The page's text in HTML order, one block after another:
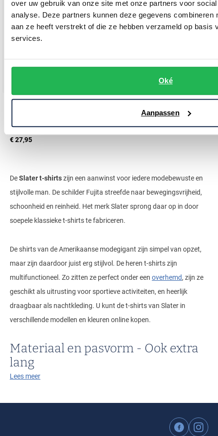
over uw gebruik van onze site met onze partners voor
analyse. Deze partners kunnen deze gegevens combineren
aan ze heeft verstrekt of die ze hebben verzameld op basis
services.
Oké
Aanpassen
€ 27,95
DeSlater t-shirtszijn een aanwinst voor iedere modebewuste en
stijlvolle man. De schilder Fujita streefde naar bewegingsvrijheid,
schoonheid en reinheid. Het merk Slater sprong daar op in door
soepele klassieke t-shirts te fabriceren.
De shirts van de Amerikaanse modegigant zijn simpel van opzet,
maar zijn daardoor juist erg stijlvol. De heren t-shirts zijn
multifunctioneel. Zo zitten ze perfect onder een overhemd, zijn ze
geschikt als uitrusting voor sportieve activiteiten, en heerlijk
draagbaar als nachtkleding. U kunt de t-shirts van Slater in
verschillende modellen en kleuren online kopen.
Materiaal en pasvorm - Ook extra
lang
katoenkwaliteit en comfortabele pasvorm. De luchtige
bovenkleding is gemaakt van gekamd katoen. Sommige items
bevatten een katoenstretch kwaliteit. De hoogwaardige
Lees meer